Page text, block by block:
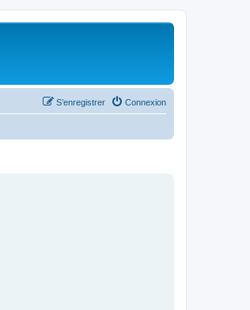
Connexion
S’enregistrer